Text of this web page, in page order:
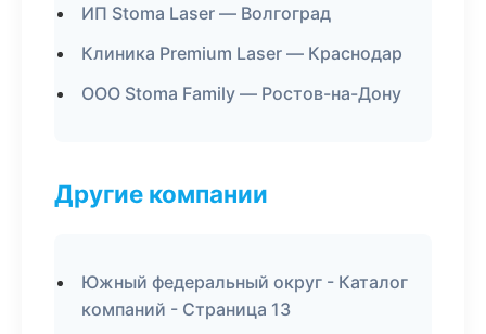
ИП Stoma Laser — Волгоград
Клиника Premium Laser — Краснодар
ООО Stoma Family — Ростов-на-Дону
Другие компании
Южный федеральный округ - Каталог
компаний - Страница 13